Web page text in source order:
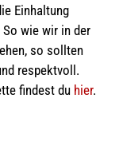
Einhaltung
wie wir in der
so sollten
respektvoll.
findest du hier.